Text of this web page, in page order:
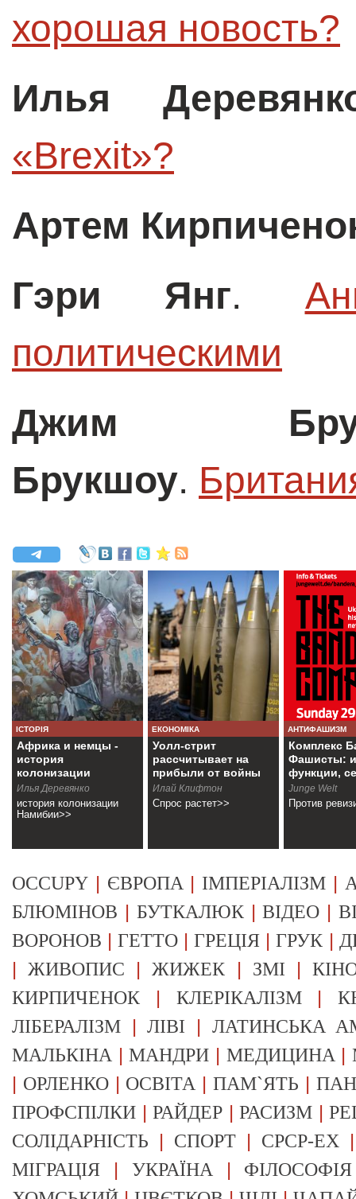
хорошая новость?
Илья
«Brexit»?
Артем
Гэри Янг.
политическими
Джим
Брукшоу.
ІСТОРІЯ
Африка и немцы -
история
колонизации
Намибии
Илья Деревянко
история колонизации
Намибии>>
ЕКОНОМІКА
Уолл-стрит
рассчитывает на
прибыли от войны
Илай Клифтон
Спрос растет>>
АНТИФАШИЗМ
Комплекс
Фашисты:
функции,
Junge Welt
Против
OCCUPY | ЄВРОПА | ІМПЕРІАЛІЗМ |
БЛЮМІНОВ | БУТКАЛЮК|ВІДЕО |
ВОРОНОВ |ГЕТТО |ГРЕЦІЯ |ГРУК |
|ЖИВОПИС |ЖИЖЕК | ЗМІ |
КИРПИЧЕНОК | КЛЕРІКАЛІЗМ|
ЛІБЕРАЛІЗМ |ЛІВІ | ЛАТИНСЬКА
МАЛЬКІНА |МАНДРИ | МЕДИЦИНА |
| ОРЛЕНКО| ОСВІТА |ПАМ`ЯТЬ |
ПРОФСПІЛКИ |РАЙДЕР |РАСИЗМ |
СОЛІДАРНІСТЬ | СПОРТ | СРСР-EX
МІГРАЦІЯ | УКРАЇНА | ФІЛОСОФІЯ